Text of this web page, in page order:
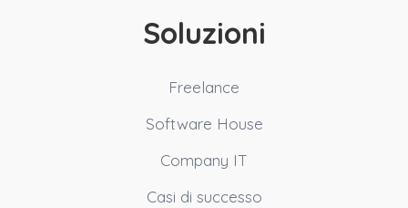
Soluzioni
Freelance
Software House
Company IT
Casi di successo